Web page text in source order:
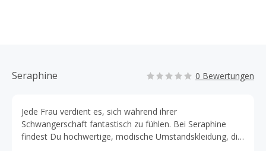
Seraphine 0 Bewertungen
Jede Frau verdient es, sich während ihrer
Schwangerschaft fantastisch zu fühlen. Bei Seraphine
findest Du hochwertige, modische Umstandskleidung, die